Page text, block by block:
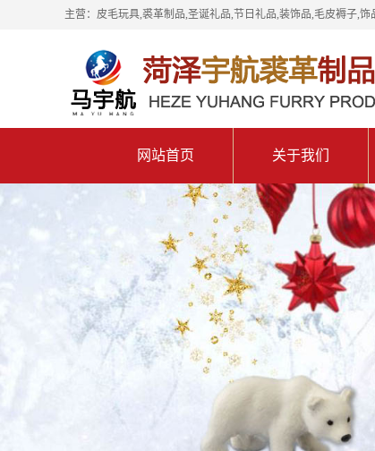
主营：皮毛玩具,裘革制品,圣诞礼品,节日礼品,装饰品,毛皮褥子,
网站首页 关于我们